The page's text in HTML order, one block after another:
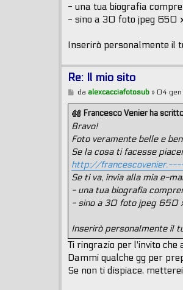
- una tua biografia
- sino a 30 foto jpeg 650
Inserirò personalmente il
Re: Il mio sito
M
s
s
a
g
g
i
o
da alexcacciafotosub» 04 gen
Francesco Venier ha
Bravo!
Foto veramente belle e
Se la cosa ti facesse
http://
Se ti va, invia alla mia e-
- una tua biografia
- sino a 30 foto jpeg 650
Inserirò personalmente il
Ti ringrazio per l'invito che
Dammi qualche gg per
Se non ti dispiace,